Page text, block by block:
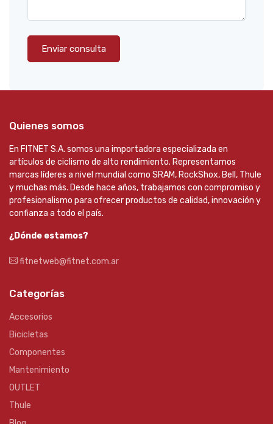
Enviar consulta
Quienes somos
En FITNET S.A. somos una importadora especializada en
artículos de ciclismo de alto rendimiento. Representamos
marcas líderes a nivel mundial como SRAM, RockShox, Bell, Thule
y muchas más. Desde hace años, trabajamos con compromiso y
profesionalismo para ofrecer productos de calidad, innovación y
confianza a todo el país.
¿Dónde estamos?
fitnetweb@fitnet.com.ar
Categorías
Accesorios
Bicicletas
Componentes
Mantenimiento
OUTLET
Thule